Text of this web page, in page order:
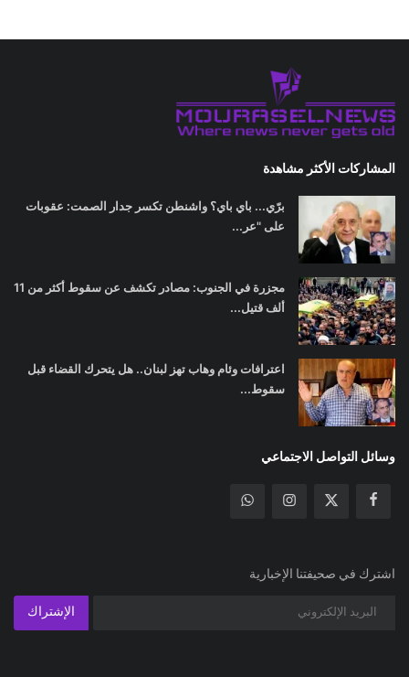
المشاركات الأكثر مشاهدة
برّي... باي باي؟ واشنطن تكسر جدار الصمت: عقوبات
على "عر...
مجزرة في الجنوب: مصادر تكشف عن سقوط أكثر من 11
ألف قتيل...
اعترافات وئام وهاب تهز لبنان.. هل يتحرك القضاء قبل
سقوط...
وسائل التواصل الاجتماعي
اشترك في صحيفتنا الإخبارية
الإشتراك